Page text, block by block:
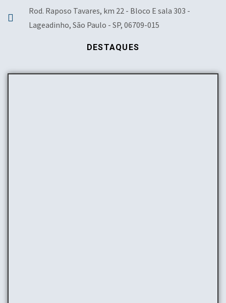
Rod. Raposo Tavares, km 22 - Bloco E sala 303 -
Lageadinho, São Paulo - SP, 06709-015
DESTAQUES